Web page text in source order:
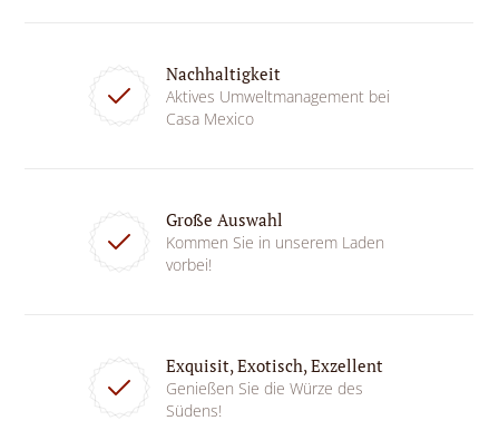
Nachhaltigkeit
Aktives Umweltmanagement bei
Casa Mexico
Große Auswahl
Kommen Sie in unserem Laden
vorbei!
Exquisit, Exotisch, Exzellent
Genießen Sie die Würze des
Südens!